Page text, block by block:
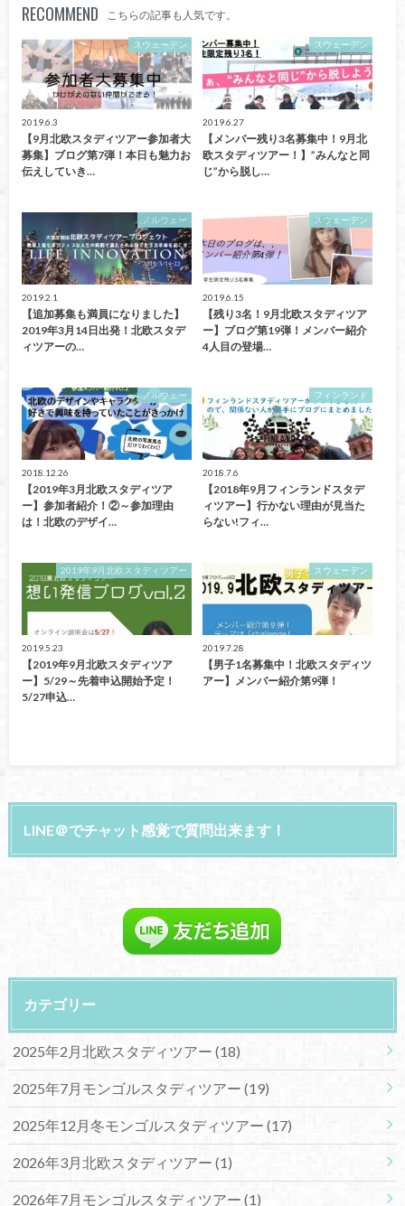
RECOMMEND こちらの記事も人気です。
スウェーデン
2019.6.3
【9月北欧スタディツアー参加者大
募集】ブログ第7弾！本日も魅力お
伝えしていき…
スウェーデン
2019.6.27
【メンバー残り3名募集中！9月北
欧スタディツアー！】”みんなと同
じ”から脱し…
ノルウェー
2019.2.1
【追加募集も満員になりました】
2019年3月14日出発！北欧スタデ
ィツアーの…
スウェーデン
2019.6.15
【残り3名！9月北欧スタディツア
ー】ブログ第19弾！メンバー紹介
4人目の登場…
ノルウェー
2018.12.26
【2019年3月北欧スタディツア
ー】参加者紹介！②～参加理由
は！北欧のデザイ…
フィンランド
2018.7.6
【2018年9月フィンランドスタデ
ィツアー】行かない理由が見当た
らない!フィ…
2019年9月北欧スタディツアー
2019.5.23
【2019年9月北欧スタディツア
ー】5/29～先着申込開始予定！
5/27申込…
スウェーデン
2019.7.28
【男子1名募集中！北欧スタディツ
アー】メンバー紹介第9弾！
LINE＠でチャット感覚で質問出来ます！
カテゴリー
2025年2月北欧スタディツアー (18)
2025年7月モンゴルスタディツアー (19)
2025年12月冬モンゴルスタディツアー (17)
2026年3月北欧スタディツアー (1)
2026年7月モンゴルスタディツアー (1)